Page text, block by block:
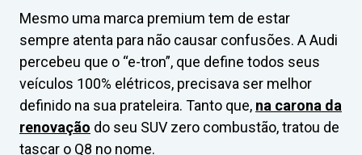
Mesmo uma marca premium tem de estar
sempre atenta para não causar confusões. A Audi
percebeu que o “e-tron”, que define todos seus
veículos 100% elétricos, precisava ser melhor
definido na sua prateleira. Tanto que, na carona da
renovação do seu SUV zero combustão, tratou de
tascar o Q8 no nome.